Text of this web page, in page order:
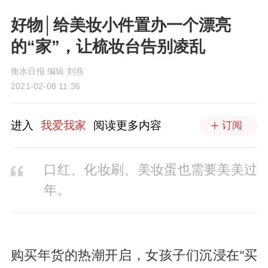
好物│给美妆小件置办一个漂亮
的“家”，让梳妆台告别凌乱
衡水日报 编辑 刘燕
2021-02-08 11:36
进入 我爱我家 阅读更多内容 订阅
口红、化妆刷、美妆蛋也需要美美过
年。
购买年货的热潮开启，女孩子们沉浸在“买